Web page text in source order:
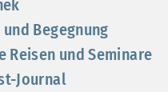
Begegnung
Reisen und Seminare
Journal